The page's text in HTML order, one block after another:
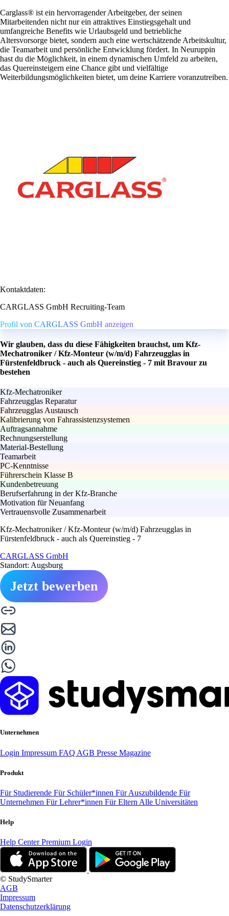
Carglass® ist ein hervorragender Arbeitgeber, der seinen
Mitarbeitenden nicht nur ein attraktives Einstiegsgehalt und
umfangreiche Benefits wie Urlaubsgeld und betriebliche
Altersvorsorge bietet, sondern auch eine wertschätzende Arbeitskultur,
die Teamarbeit und persönliche Entwicklung fördert. In Neuruppin
hast du die Möglichkeit, in einem dynamischen Umfeld zu arbeiten,
das Quereinsteigern eine Chance gibt und vielfältige
Weiterbildungsmöglichkeiten bietet, um deine Karriere voranzutreiben.
Kontaktdaten:
CARGLASS GmbH Recruiting-Team
Profil von CARGLASS GmbH anzeigen
Wir glauben, dass du diese Fähigkeiten brauchst, um Kfz-
Mechatroniker / Kfz-Monteur (w/m/d) Fahrzeugglas in
Fürstenfeldbruck - auch als Quereinstieg - 7 mit Bravour zu
bestehen
Kfz-Mechatroniker
Fahrzeugglas Reparatur
Fahrzeugglas Austausch
Kalibrierung von Fahrassistenzsystemen
Auftragsannahme
Rechnungserstellung
Material-Bestellung
Teamarbeit
PC-Kenntnisse
Führerschein Klasse B
Kundenbetreuung
Berufserfahrung in der Kfz-Branche
Motivation für Neuanfang
Vertrauensvolle Zusammenarbeit
Kfz-Mechatroniker / Kfz-Monteur (w/m/d) Fahrzeugglas in
Fürstenfeldbruck - auch als Quereinstieg - 7
CARGLASS GmbH
Standort: Augsburg
Jetzt bewerben
Unternehmen
Login Impressum FAQ AGB Presse Magazine
Produkt
Für Studierende Für Schüler*innen Für Auszubildende Für
Unternehmen Für Lehrer*innen Für Eltern Alle Universitäten
Help
Help CenterPremium Login
© StudySmarter
AGB
Impressum
Datenschutzerklärung